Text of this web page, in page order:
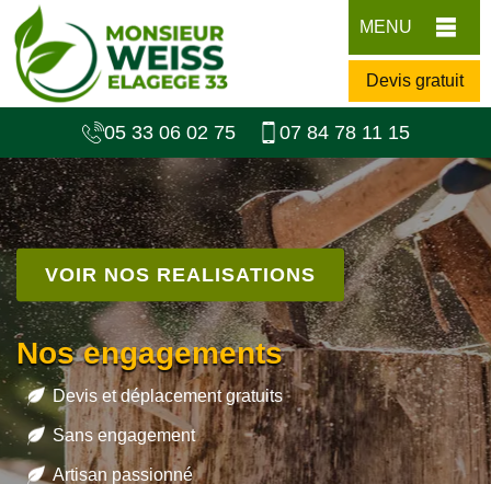
MENU
Devis gratuit
05 33 06 02 75 07 84 78 11 15
VOIR NOS REALISATIONS
Nos engagements
Devis et déplacement gratuits
Sans engagement
Artisan passionné